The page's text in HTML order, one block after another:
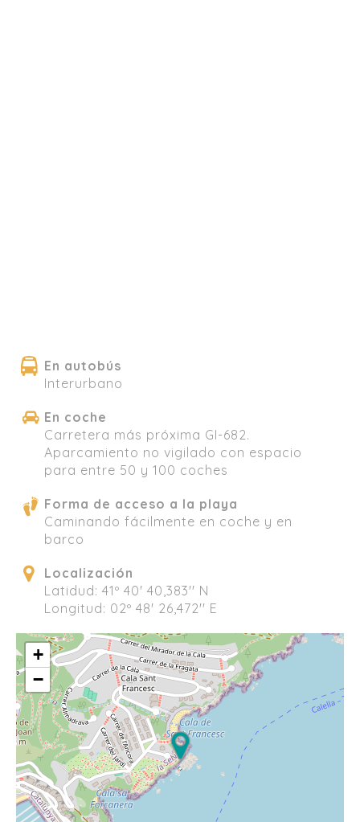
En autobús
Interurbano
En coche
Carretera más próxima GI-682.
Aparcamiento no vigilado con espacio
para entre 50 y 100 coches
Forma de acceso a la playa
Caminando fácilmente en coche y en
barco
Localización
Latidud: 41º 40' 40,383'' N
Longitud: 02º 48' 26,472'' E
+
−